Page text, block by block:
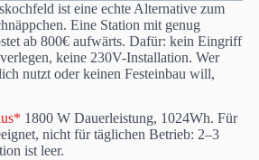
ist eine echte Alternative zum
Eine Station mit genug
ab 800€ aufwärts. Dafür: kein Eingriff
keine 230V-Installation. Wer
nutzt oder keinen Festeinbau will,
1800 W Dauerleistung, 1024Wh. Für
nicht für täglichen Betrieb: 2–3
ist leer.